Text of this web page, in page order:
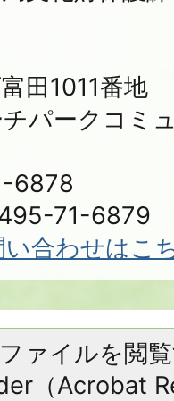
田1011番地
チパークコミ
6878
71-6879
合わせはこ
ァイルを閲
（Acrobat